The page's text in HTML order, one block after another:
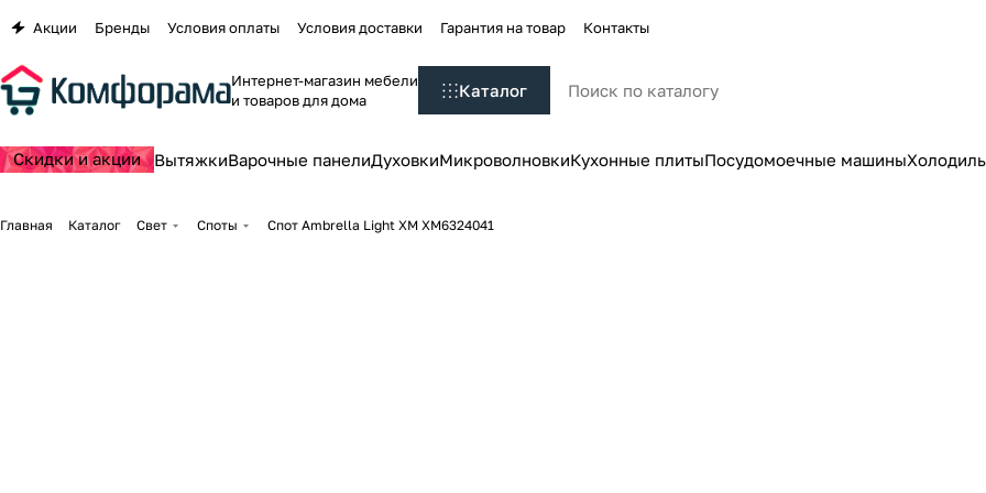
Акции Бренды Условия оплаты Условия доставки Гарантия на товар Контакты
Интернет-магазин мебели
и товаров для дома
Каталог
Скидки и акции ВытяжкиВарочные панелиДуховкиМикроволновкиКухонные плитыПосудомоечные машины
Главная Каталог Свет Споты Спот Ambrella Light XM XM6324041